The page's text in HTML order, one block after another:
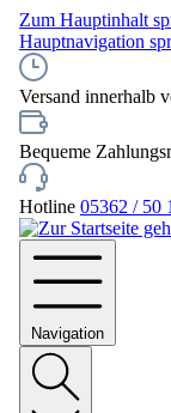
Zum Hauptinhalt
Hauptnavigation
Versand innerhalb
Bequeme
Hotline 05362 / 50
Navigation